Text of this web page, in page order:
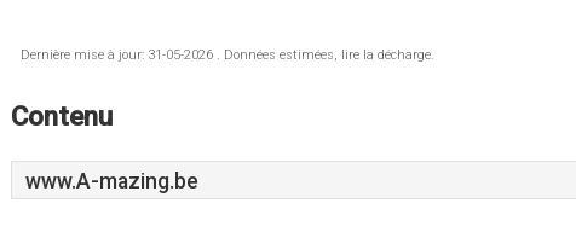
Dernière mise à jour: 31-05-2026 . Données estimées, lire la décharge.
Contenu
www.A-mazing.be